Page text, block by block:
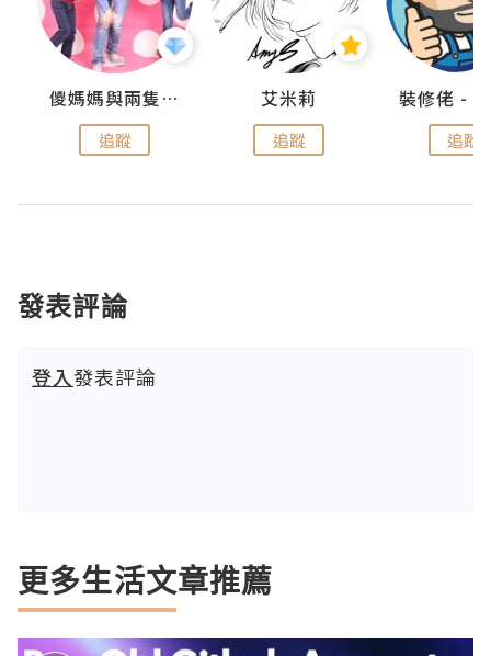
儍媽媽與兩隻小魔怪之家
追蹤
艾米莉
追蹤 追蹤
發表評論
登入發表評論
更多生活文章推薦